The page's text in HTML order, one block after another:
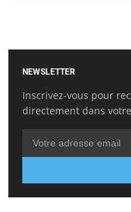
NEWSLETTER
Inscrivez-vous pour
directement dans